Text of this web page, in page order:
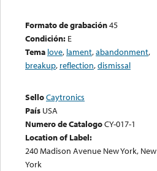
Formato de grabación45
Condición: E
Tema love, lament,abandonment,
breakup, reflection,dismissal
SelloCaytronics
País USA
Numero de CatalogoCY-017-1
Location of Label:
240 Madison Avenue New York, New
York